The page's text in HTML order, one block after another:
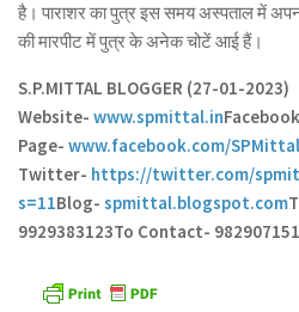
है। पाराशर का पुत्र इस समय अस्पताल में
की मारपीट में पुत्र के अनेक चोटें आई हैं।
S.P.MITTAL BLOGGER (27-01-2023)
Website- www.spmittal.inFacebook
Page- www.facebook.com/
Twitter- https://twitter.com/
s=11Blog- spmittal.blogspot.com
9929383123To Contact-